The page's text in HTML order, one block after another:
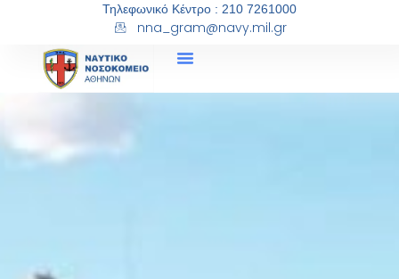
Τηλεφωνικό Κέντρο : 210 7261000
nna_gram@navy.mil.gr